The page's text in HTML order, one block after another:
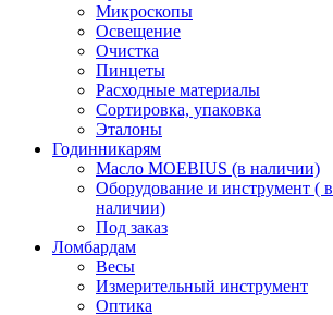
Микроскопы
Освещение
Очистка
Пинцеты
Расходные материалы
Сортировка, упаковка
Эталоны
Годинникарям
Масло MOEBIUS (в наличии)
Оборудование и инструмент ( в
наличии)
Под заказ
Ломбардам
Весы
Измерительный инструмент
Оптика